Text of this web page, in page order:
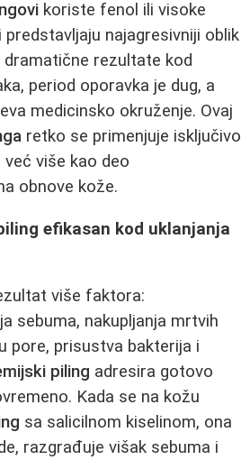
koriste fenol ili visoke
najagresivniji oblik
rezultate kod
period oporavka je dug, a
medicinsko okruženje. Ovaj
retko se primenjuje isključivo
već više kao deo
obnove kože.
efikasan kod uklanjanja
više faktora:
sebuma, nakupljanja mrtvih
pore, prisustva bakterija i
piling adresira gotovo
Kada se na kožu
sa salicilnom kiselinom, ona
razgrađuje višak sebuma i